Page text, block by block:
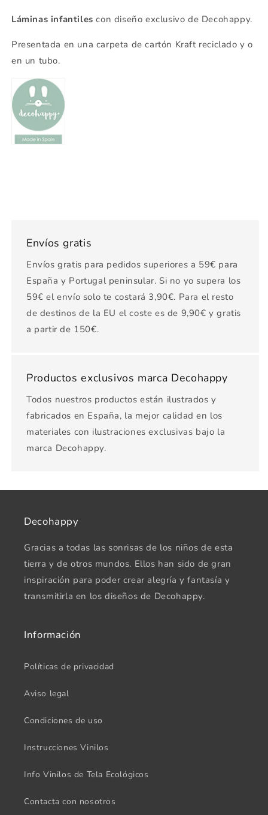
Láminas infantiles con diseño exclusivo de Decohappy.
Presentada en una carpeta de cartón Kraft reciclado y o
en un tubo.
Envíos gratis
Envíos gratis para pedidos superiores a 59€ para
España y Portugal peninsular. Si no yo supera los
59€ el envío solo te costará 3,90€. Para el resto
de destinos de la EU el coste es de 9,90€ y gratis
a partir de 150€.
Productos exclusivos marca Decohappy
Todos nuestros productos están ilustrados y
fabricados en España, la mejor calidad en los
materiales con ilustraciones exclusivas bajo la
marca Decohappy.
Decohappy
Gracias a todas las sonrisas de los niños de esta
tierra y de otros mundos. Ellos han sido de gran
inspiración para poder crear alegría y fantasía y
transmitirla en los diseños de Decohappy.
Información
Políticas de privacidad
Aviso legal
Condiciones de uso
Instrucciones Vinilos
Info Vinilos de Tela Ecológicos
Contacta con nosotros